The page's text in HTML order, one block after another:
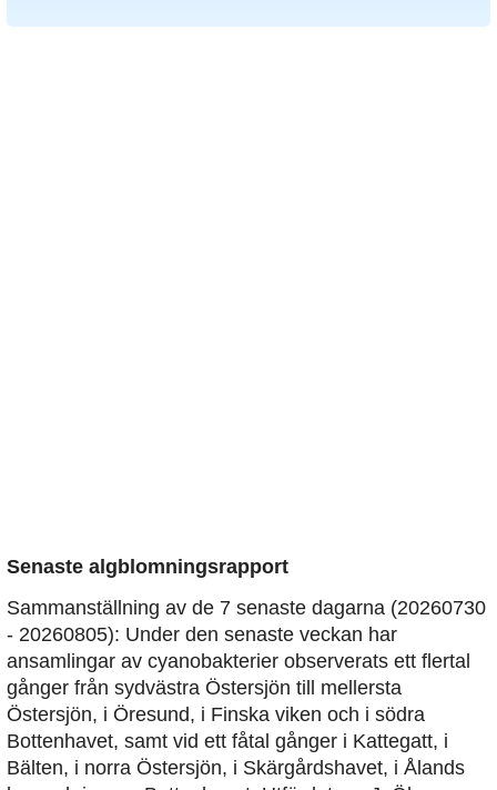
Senaste algblomningsrapport
Sammanställning av de 7 senaste dagarna (20260730
- 20260805): Under den senaste veckan har
ansamlingar av cyanobakterier observerats ett flertal
gånger från sydvästra Östersjön till mellersta
Östersjön, i Öresund, i Finska viken och i södra
Bottenhavet, samt vid ett fåtal gånger i Kattegatt, i
Bälten, i norra Östersjön, i Skärgårdshavet, i Ålands